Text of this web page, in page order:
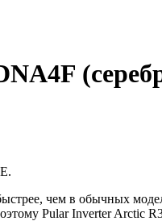
чем в обычных
Pular Inverter Arctic